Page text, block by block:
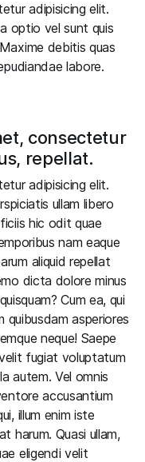
adipisicing elit.
optio vel sunt quis
debitis quas
labore.
consectetur
repellat.
adipisicing elit.
ullam libero
hic odit quae
nam eaque
aliquid repellat
dicta dolore minus
Cum ea, qui
quibusdam asperiores
neque! Saepe
fugiat voluptatum
autem. Vel omnis
accusantium
illum enim iste
harum. Quasi ullam,
eligendi velit